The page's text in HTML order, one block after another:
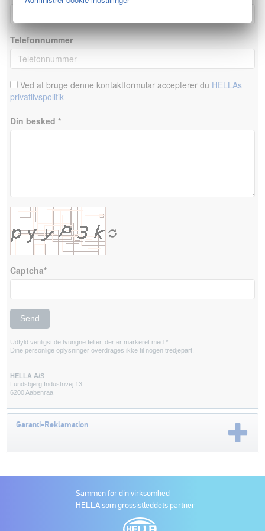
Telefonnummer
Ved at bruge denne kontaktformular accepterer du HELLAs
privatlivspolitik
Din besked *
Captcha*
Udfyld venligst de tvungne felter, der er markeret med *.
Dine personlige oplysninger overdrages ikke til nogen tredjepart.
HELLA A/S
Lundsbjerg Industrivej 13
6200 Aabenraa
Garanti-Reklamation
Sammen for din virksomhed -
HELLA som grossistleddets partner